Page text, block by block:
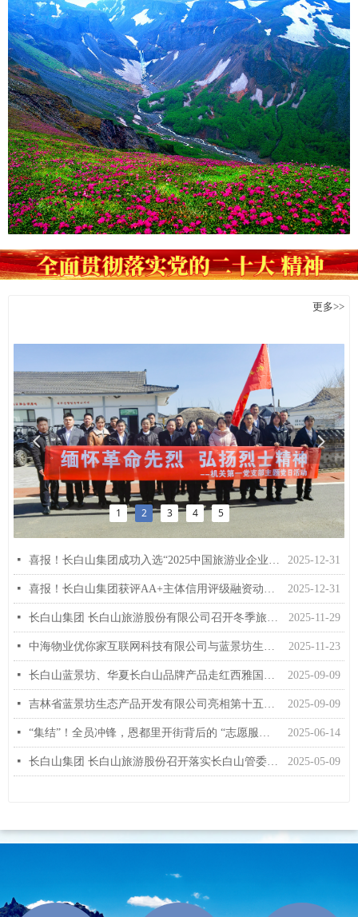
更多>>
1 2 3 4 5
넳 넲
2025-12-31
넷 喜报！长白山集团成功入选“2025中国旅游业企业先锋力量20强”
2025-12-31
넷 喜报！长白山集团获评AA+主体信用评级融资动能再强化
2025-11-29
넷 长白山集团 长白山旅游股份有限公司召开冬季旅游攻坚任务再部署会议
2025-11-23
넷 中海物业优你家互联网科技有限公司与蓝景坊生态产品公司签署战略合作框架协议
2025-09-09
넷 长白山蓝景坊、华夏长白山品牌产品走红西雅国际食品博览会
2025-09-09
넷 吉林省蓝景坊生态产品开发有限公司亮相第十五届中国-东北亚博览会取得丰硕成果
2025-06-14
넷 “集结”！全员冲锋，恩都里开街背后的 “志愿服务力量”
2025-05-09
넷 长白山集团 长白山旅游股份召开落实长白山管委会“五一”假期长白山旅游复盘会议工作部署会